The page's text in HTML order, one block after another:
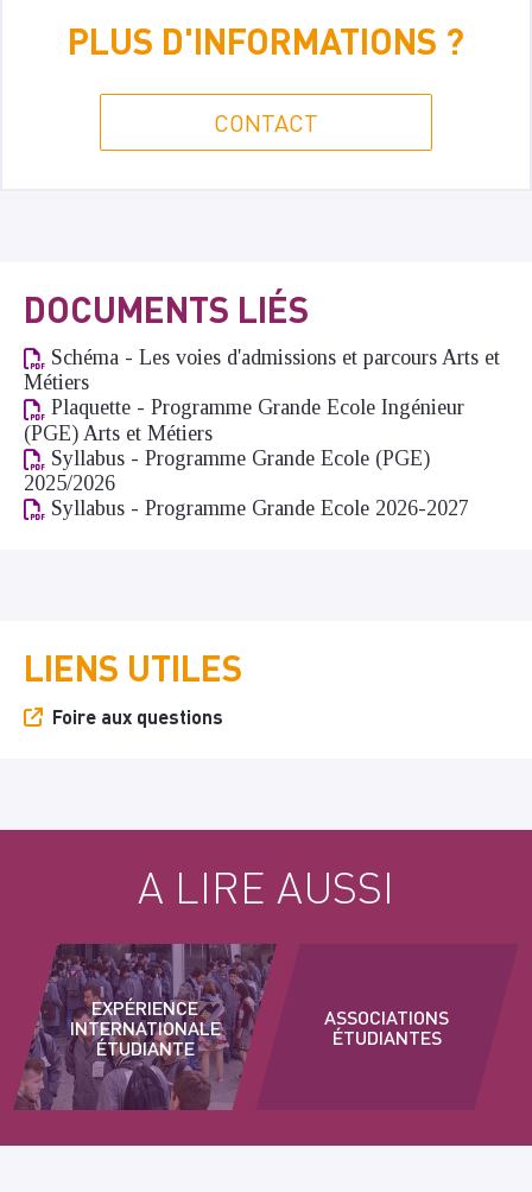
PLUS D'INFORMATIONS ?
CONTACT
DOCUMENTS LIÉS
Schéma - Les voies d'admissions et parcours Arts et
Métiers
Plaquette - Programme Grande Ecole Ingénieur
(PGE) Arts et Métiers
Syllabus - Programme Grande Ecole (PGE)
2025/2026
Syllabus - Programme Grande Ecole 2026-2027
LIENS UTILES
Foire aux questions
A LIRE AUSSI
EXPÉRIENCE
INTERNATIONALE
ÉTUDIANTE
ASSOCIATIONS
ÉTUDIANTES